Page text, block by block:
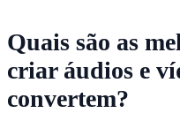
Quais são as
criar áudios e
convertem?